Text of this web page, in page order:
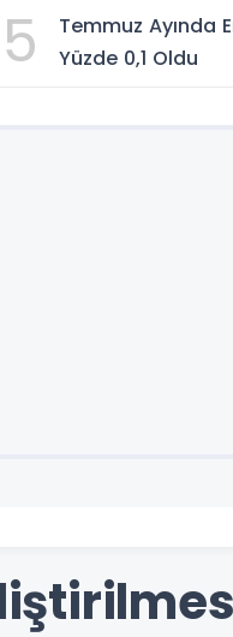
5
Temmuz Ayında
Yüzde 0,1 Oldu